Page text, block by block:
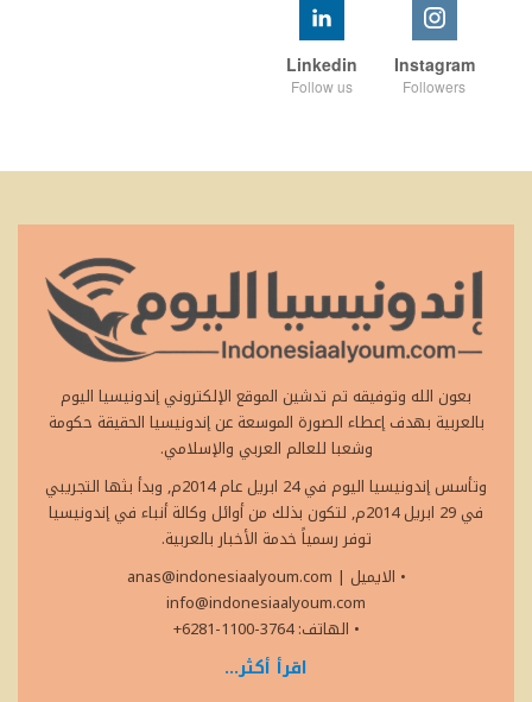
Instagram
Followers
Linkedin
Follow us
بعون الله وتوفيقه تم تدشين الموقع الإلكتروني إندونيسيا اليوم
بالعربية بهدف إعطاء الصورة الموسعة عن إندونيسيا الحقيقة حكومة
وشعبا للعالم العربي والإسلامي.
وتأسس إندونيسيا اليوم في 24 ابريل عام 2014م, وبدأ بثها التجريبي
في 29 ابريل 2014م, لتكون بذلك من أوائل وكالة أنباء في إندونيسيا
توفر رسمياً خدمة الأخبار بالعربية.
• الايميل
anas@indonesiaalyoum.com |
info@indonesiaalyoum.com
• الهاتف: 3764-1100-6281+
اقرأ أكثر...